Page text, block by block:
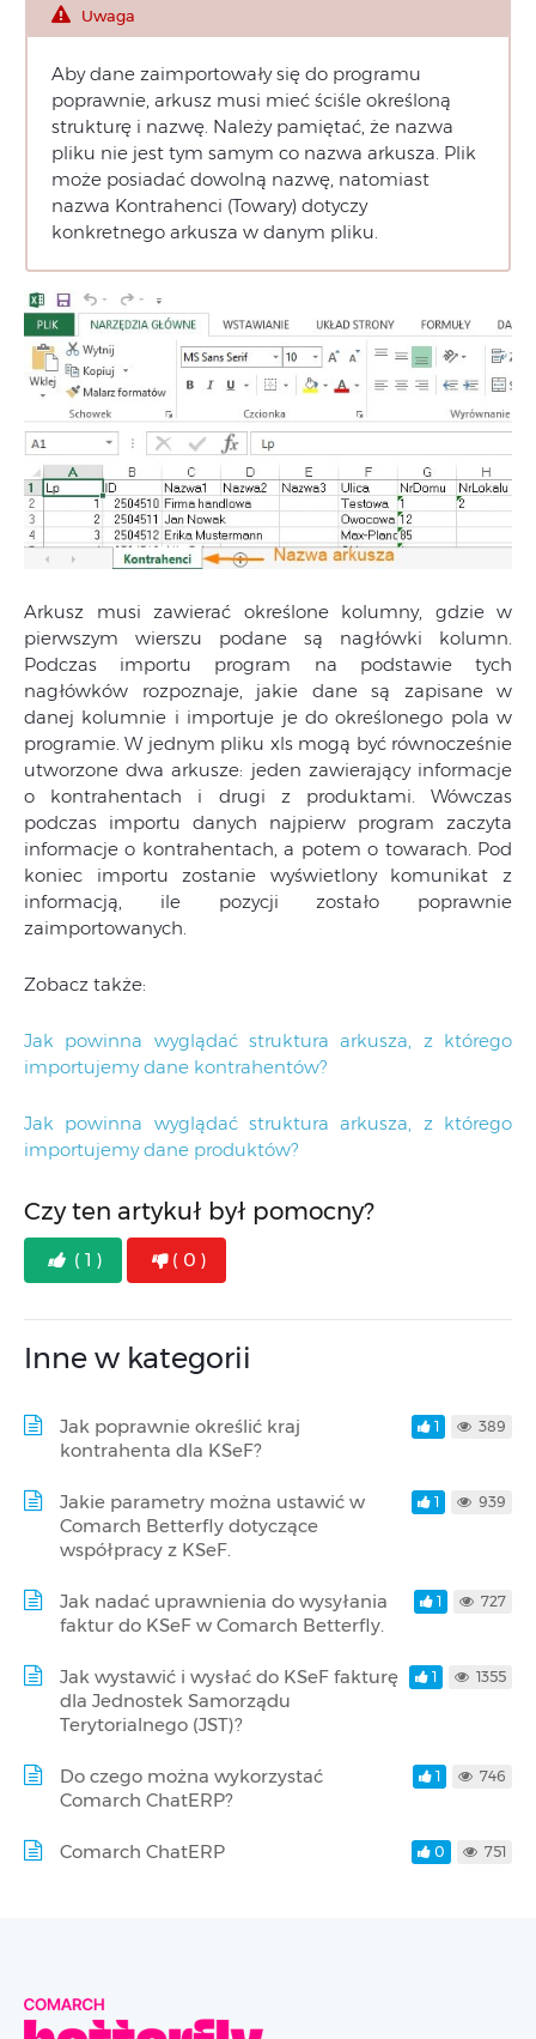
Uwaga
Aby dane zaimportowały się do programu
poprawnie, arkusz musi mieć ściśle określoną
strukturę i nazwę. Należy pamiętać, że nazwa
pliku nie jest tym samym co nazwa arkusza. Plik
może posiadać dowolną nazwę, natomiast
nazwa Kontrahenci (Towary) dotyczy
konkretnego arkusza w danym pliku.
Arkusz musi zawierać określone kolumny, gdzie w
pierwszym wierszu podane są nagłówki kolumn.
Podczas importu program na podstawie tych
nagłówków rozpoznaje, jakie dane są zapisane w
danej kolumnie i importuje je do określonego pola w
programie. W jednym pliku xls mogą być równocześnie
utworzone dwa arkusze: jeden zawierający informacje
o kontrahentach i drugi z produktami. Wówczas
podczas importu danych najpierw program zaczyta
informacje o kontrahentach, a potem o towarach. Pod
koniec importu zostanie wyświetlony komunikat z
informacją, ile pozycji zostało poprawnie
zaimportowanych.
Zobacz także:
Jak powinna wyglądać struktura arkusza, z którego
importujemy dane kontrahentów?
Jak powinna wyglądać struktura arkusza, z którego
importujemy dane produktów?
Czy ten artykuł był pomocny?
( 1 ) ( 0 )
Inne w kategorii
Jak poprawnie określić kraj
kontrahenta dla KSeF?
1 389
Jakie parametry można ustawić w
Comarch Betterfly dotyczące
współpracy z KSeF.
1 939
Jak nadać uprawnienia do wysyłania
faktur do KSeF w Comarch Betterfly.
1 727
Jak wystawić i wysłać do KSeF fakturę
dla Jednostek Samorządu
Terytorialnego (JST)?
1 1355
Do czego można wykorzystać
Comarch ChatERP?
1 746
Comarch ChatERP 0 751